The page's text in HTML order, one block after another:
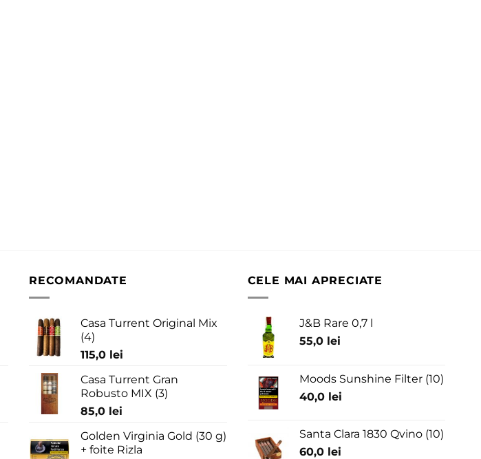
RECOMANDATE
Casa Turrent Original Mix
(4)
115,0 lei
Casa Turrent Gran
Robusto MIX (3)
85,0 lei
Golden Virginia Gold (30 g)
+ foite Rizla
CELE MAI APRECIATE
J&B Rare 0,7 l
55,0 lei
Moods Sunshine Filter (10)
40,0 lei
Santa Clara 1830 Qvino (10)
60,0 lei